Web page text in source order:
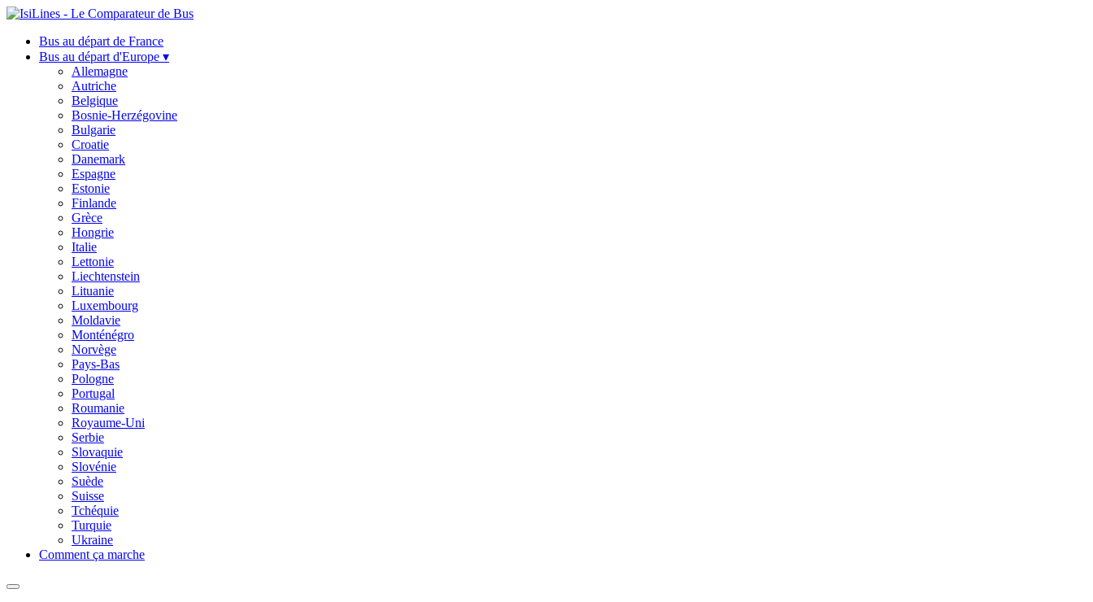
Bus au départ de France
Bus au départ d'Europe ▾
Allemagne
Autriche
Belgique
Bosnie-Herzégovine
Bulgarie
Croatie
Danemark
Espagne
Estonie
Finlande
Grèce
Hongrie
Italie
Lettonie
Liechtenstein
Lituanie
Luxembourg
Moldavie
Monténégro
Norvège
Pays-Bas
Pologne
Portugal
Roumanie
Royaume-Uni
Serbie
Slovaquie
Slovénie
Suède
Suisse
Tchéquie
Turquie
Ukraine
Comment ça marche